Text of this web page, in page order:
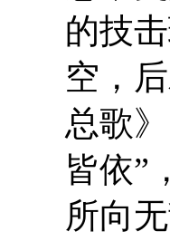
的技
空，
总歌
皆依”
所向